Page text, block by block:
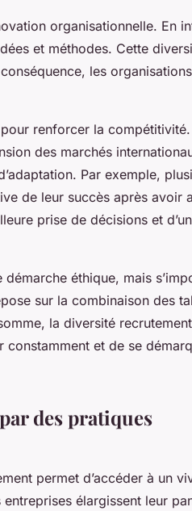
organisationnelle. En
et méthodes. Cette
les organisations
renforcer la
des marchés
Par exemple,
de leur succès après avoir
prise de décisions et
éthique, mais
sur la combinaison des
la diversité
constamment et de se
des pratiques
permet d’accéder à un
élargissent leur